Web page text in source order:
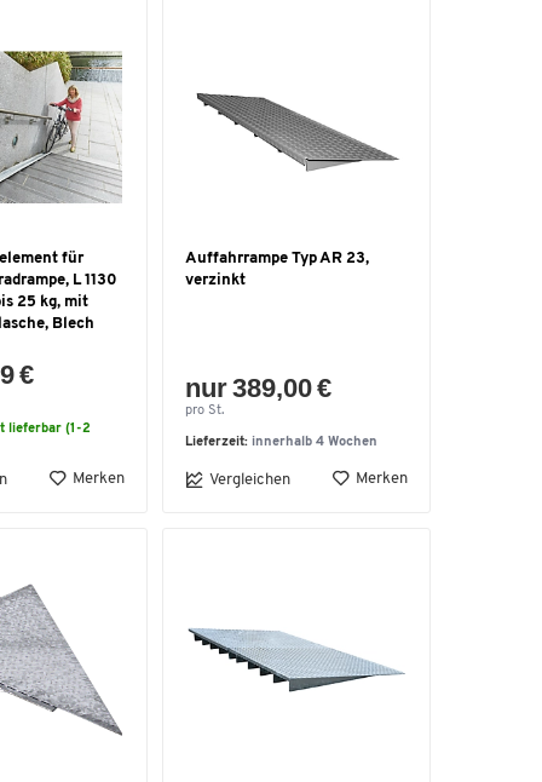
für
L 1130
25 kg, mit
Blech
€
lieferbar (1-2
Merken
Auffahrrampe Typ AR 23,
verzinkt
nur 389,00 €
pro St.
Lieferzeit: innerhalb 4 Wochen
Vergleichen Merken